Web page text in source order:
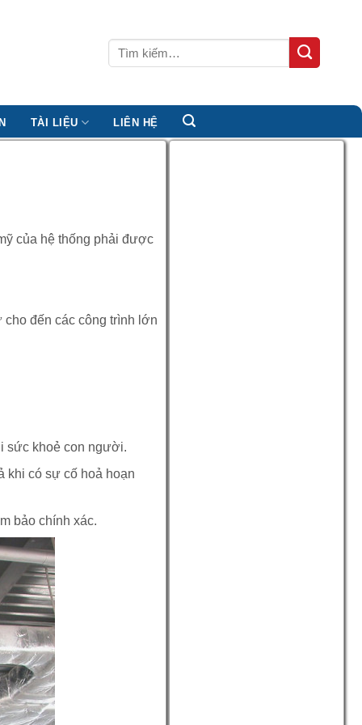
Tìm
kiếm:
TÀI LIỆU LIÊN HỆ
của hệ thống phải được
đến các công trình lớn
sức khoẻ con người.
khi có sự cố hoả hoạn
bảo chính xác.